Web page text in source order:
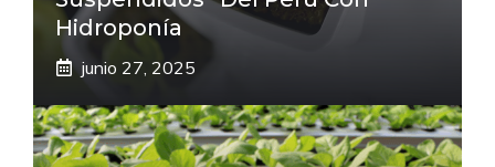
Hidroponía
junio 27, 2025